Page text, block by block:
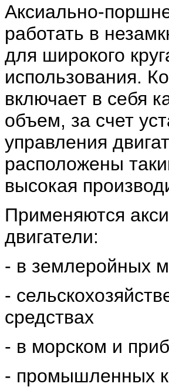
Аксиально-
работать в
для широкого
использования.
включает в себя
объем, за счет
управления
расположены
высокая
Применяются
двигатели:
- в землеройных
-
средствах
- в морском и
- промышленных